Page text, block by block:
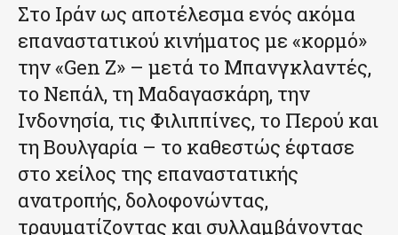
Στο Ιράν ως αποτέλεσμα ενός ακόμα
επαναστατικού κινήματος με «κορμό»
την «Gen Z» – μετά το Μπανγκλαντές,
το Νεπάλ, τη Μαδαγασκάρη, την
Ινδονησία, τις Φιλιππίνες, το Περού και
τη Βουλγαρία – το καθεστώς έφτασε
στο χείλος της επαναστατικής
ανατροπής, δολοφονώντας,
τραυματίζοντας και συλλαμβάνοντας